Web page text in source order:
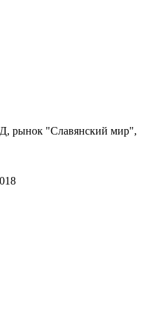
рынок "Славянский мир",